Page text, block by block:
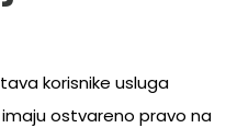
korisnike usluga
ostvareno pravo na